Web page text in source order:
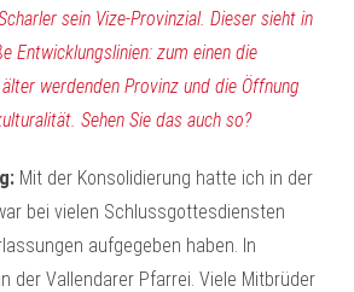
sein Vize-Provinzial. Dieser sieht in
Entwicklungslinien: zum einen die
werdenden Provinz und die Öffnung
Sehen Sie das auch so?
Mit der Konsolidierung hatte ich in der
bei vielen Schlussgottesdiensten
aufgegeben haben. In
der Vallendarer Pfarrei. Viele Mitbrüder